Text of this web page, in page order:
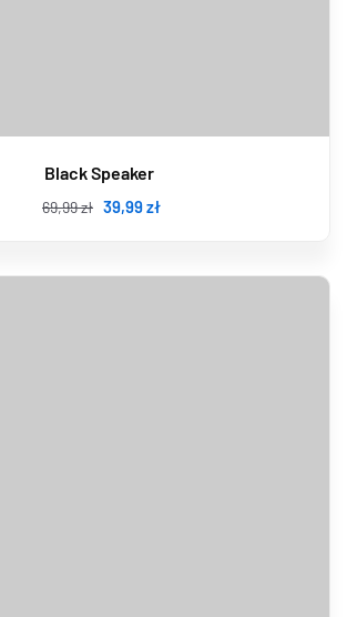
Black Speaker
69,99zł 39,99zł